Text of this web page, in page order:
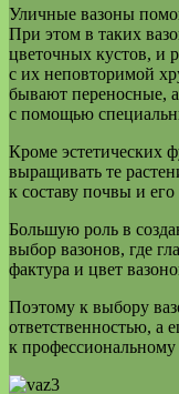
Уличные вазоны
При этом в таких
цветочных кустов, и
с их неповторимой
бывают переносные,
с помощью
Кроме эстетических
выращивать те
к составу почвы и
Большую роль в
выбор вазонов, где
фактура и цвет
Поэтому к выбору
ответственностью, а
к